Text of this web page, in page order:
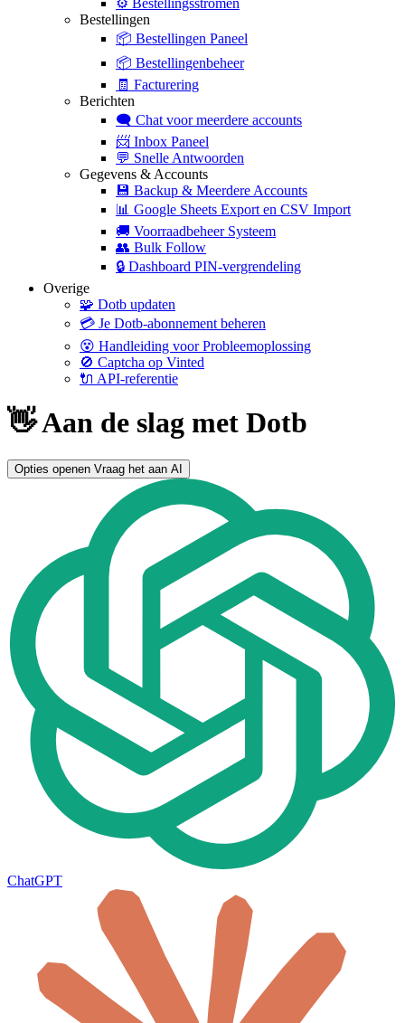
Bestellingen
📦 Bestellingen Paneel
📦 Bestellingenbeheer
🧾 Facturering
Berichten
🗨️ Chat voor meerdere accounts
📨 Inbox Paneel
💬 Snelle Antwoorden
Gegevens & Accounts
💾 Backup & Meerdere Accounts
📊 Google Sheets Export en CSV Import
🚚 Voorraadbeheer Systeem
👥 Bulk Follow
🔒 Dashboard PIN-vergrendeling
Overige
🧩 Dotb updaten
💳 Je Dotb-abonnement beheren
😵 Handleiding voor Probleemoplossing
🚫 Captcha op Vinted
🔌 API-referentie
👋 Aan de slag met Dotb
Opties openen Vraag het aan AI
ChatGPT